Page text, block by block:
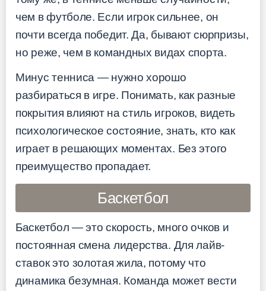
чем в футболе. Если игрок сильнее, он
почти всегда победит. Да, бывают сюрпризы,
но реже, чем в командных видах спорта.
Минус тенниса — нужно хорошо
разбираться в игре. Понимать, как разные
покрытия влияют на стиль игроков, видеть
психологическое состояние, знать, кто как
играет в решающих моментах. Без этого
преимущество пропадает.
Баскетбол
Баскетбол — это скорость, много очков и
постоянная смена лидерства. Для лайв-
ставок это золотая жила, потому что
динамика безумная. Команда может вести